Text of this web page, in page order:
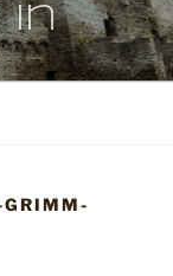
in
GRIMM-